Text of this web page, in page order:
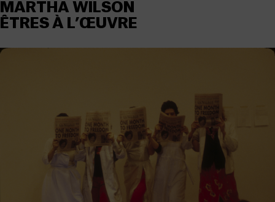
MARTHA WILSON
ÊTRES À L’ŒUVRE